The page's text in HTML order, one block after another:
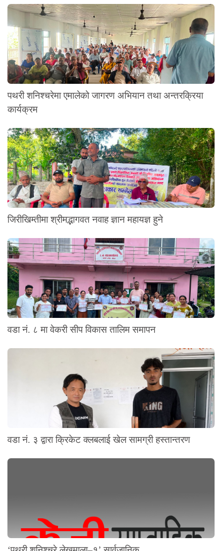
पथरी शनिश्चरेमा एमालेको जागरण अभियान तथा अन्तरक्रिया
कार्यक्रम
जिरीखिम्तीमा श्रीमद्भागवत नवाह ज्ञान महायज्ञ हुने
वडा नं. ८ मा वेकरी सीप विकास तालिम समापन
वडा नं. ३ द्वारा क्रिकेट क्लबलाई खेल सामग्री हस्तान्तरण